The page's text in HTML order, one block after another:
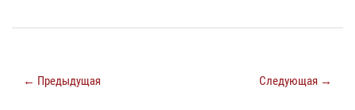
← Предыдущая Следующая →